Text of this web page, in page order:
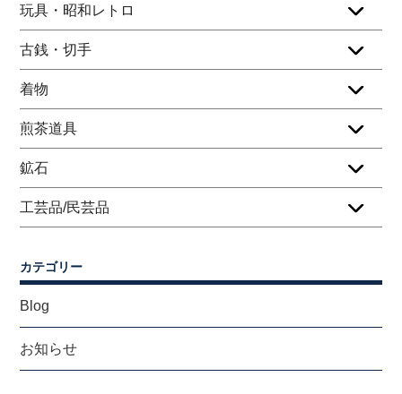
玩具・昭和レトロ
古銭・切手
着物
煎茶道具
鉱石
工芸品/民芸品
カテゴリー
Blog
お知らせ